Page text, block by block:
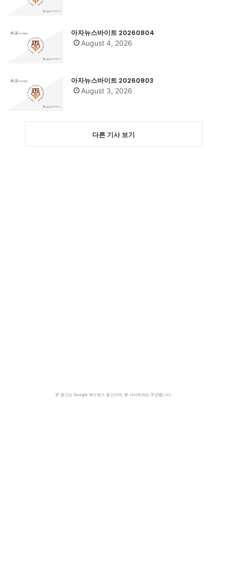
아자뉴스바이트 20260804
August 4, 2026
아자뉴스바이트 20260803
August 3, 2026
다른 기사 보기
본 광고는 Google 애드센스 광고이며, 본 사이트와는 무관합니다.